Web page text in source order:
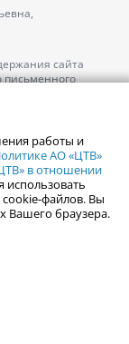
сайта
письменного
тел.
«Афиша»
сайта
данных
работы и
АО «ЦТВ»
в отношении
использовать
cookie-файлов. Вы
Вашего браузера.